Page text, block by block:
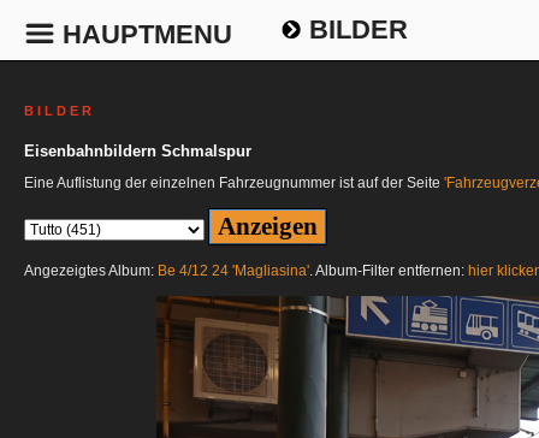
HAUPTMENU BILDER
B I L D E R
Eisenbahnbildern Schmalspur
Eine Auflistung der einzelnen Fahrzeugnummer ist auf der Seite
Angezeigtes Album: Be 4/12 24 'Magliasina'. Album-Filter entfernen: hier